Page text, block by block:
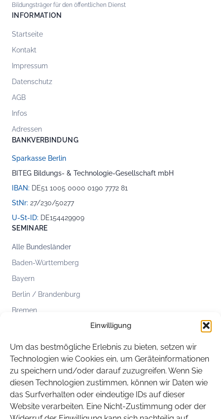
Einwilligung
Um das bestmögliche Erlebnis zu bieten, setzen wir
Technologien wie Cookies ein, um Geräteinformationen
zu speichern und/oder darauf zuzugreifen. Wenn Sie
diesen Technologien zustimmen, können wir Daten wie
das Surfverhalten oder eindeutige IDs auf dieser
Website verarbeiten. Eine Nicht-Zustimmung oder der
Bildungsträger für den öffentlichen Dienst
INFORMATION
Startseite
Kontakt
Impressum
Datenschutz
AGB
Infos
Adressen
BANKVERBINDUNG
Sparkasse Berlin
BITEG Bildungs- & Technologie-Gesellschaft mbH
IBAN: DE51 1005 0000 0190 7772 81
StNr: 27/230/50277
U-St-ID: DE154429909
SEMINARE
Alle Bundesländer
Baden-Württemberg
Bayern
Berlin / Brandenburg
Bremen
Mecklenburg-Vorpommern
Niedersachsen
Nordrhein-Westfalen
Rheinland-Pfalz